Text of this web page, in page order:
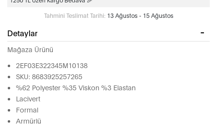
Tahmini Teslimat Tarihi: 13 Ağustos - 15 Ağustos
Detaylar
Mağaza Ürünü
2EF03E322345M10138
SKU: 8683925257265
%62 Polyester %35 Viskon %3 Elastan
Lacivert
Formal
Armürlü